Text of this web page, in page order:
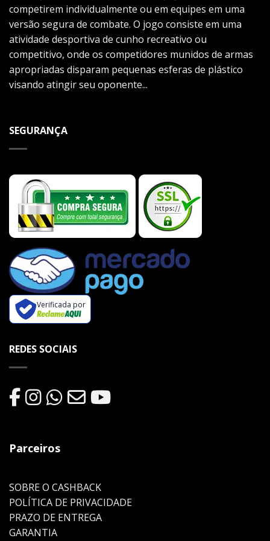
competirem individualmente ou em equipes em uma
versão segura de combate. O jogo consiste em uma
atividade desportiva de cunho recreativo ou
competitivo, onde os competidores munidos de armas
apropriadas disparam pequenas esferas de plástico
visando atingir seu oponente...
SEGURANÇA
Verificada por
REDES SOCIAIS
Parceiros
SOBRE O CASHBACK
POLÍTICA DE PRIVACIDADE
PRAZO DE ENTREGA
GARANTIA